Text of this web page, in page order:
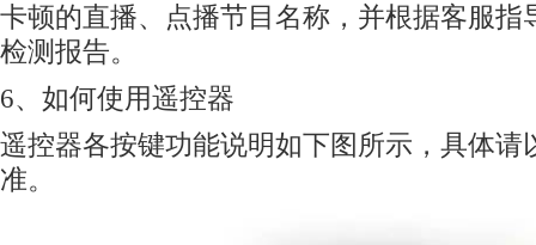
卡顿的直播、点播节目名称，并根据客服指
检测报告。
6、如何使用遥控器
遥控器各按键功能说明如下图所示，具体请
准。